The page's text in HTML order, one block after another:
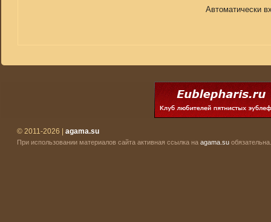
Автоматически
© 2011-2026 | agama.su
При использовании материалов сайта активная ссылка на agama.su обязательна.